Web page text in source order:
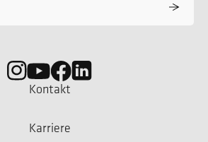
Kontakt
Karriere